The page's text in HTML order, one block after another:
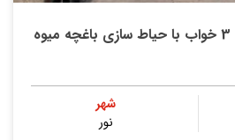
شهر
نور